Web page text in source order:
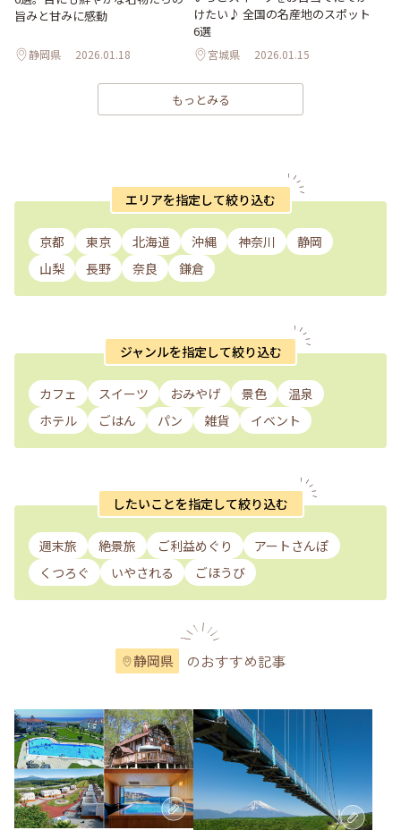
旨みと甘みに感動
静岡県 2026.01.18
けたい♪ 全国の名産地のスポット
6選
宮城県 2026.01.15
もっとみる
エリアを指定して絞り込む
京都 東京 北海道 沖縄 神奈川
静岡
山梨
長野 奈良 鎌倉
ジャンルを指定して絞り込む
カフェ スイーツ おみやげ 景色
温泉
ホテル
ごはん パン 雑貨 イベント
したいことを指定して絞り込む
週末旅 絶景旅 ご利益めぐり
アートさんぽ
くつろぐ
いやされる ごほうび
静岡県 のおすすめ記事